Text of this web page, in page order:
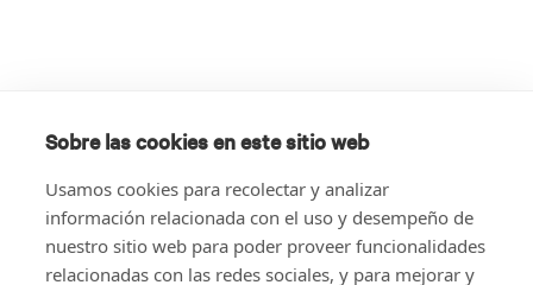
Sobre las cookies en este sitio web
Usamos cookies para recolectar y analizar
información relacionada con el uso y desempeño de
nuestro sitio web para poder proveer funcionalidades
relacionadas con las redes sociales, y para mejorar y